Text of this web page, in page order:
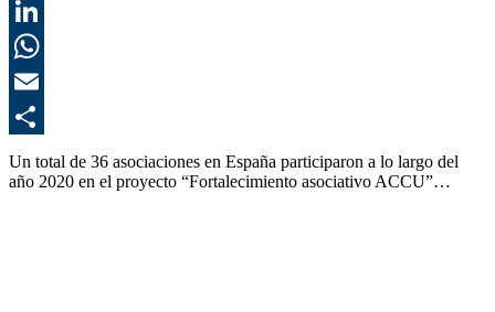
Un total de 36 asociaciones en España participaron a lo largo del
año 2020 en el proyecto “Fortalecimiento asociativo ACCU”…